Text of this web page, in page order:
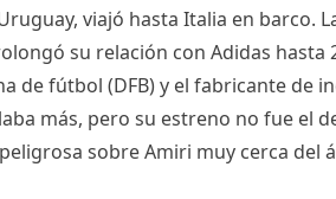
viajó hasta Italia en barco.
su relación con Adidas
de fútbol (DFB) y el fabricante de
más, pero su estreno no fue el
sobre Amiri muy cerca